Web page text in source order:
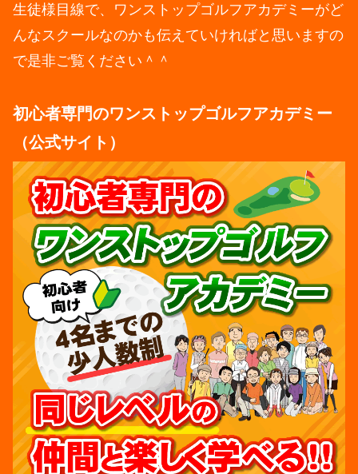
生徒様目線で、ワンストップゴルフアカデミーがど
んなスクールなのかも伝えていければと思いますの
で是非ご覧ください＾＾
初心者専門のワンストップゴルフアカデミー
（公式サイト）